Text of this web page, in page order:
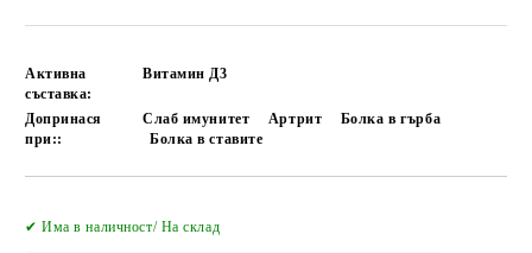
Активна
съставка:
Витамин Д3
Допринася
при::
Слаб имунитет Артрит
Болка в гърба
Болка в ставите
✔ Има в наличност/ На склад